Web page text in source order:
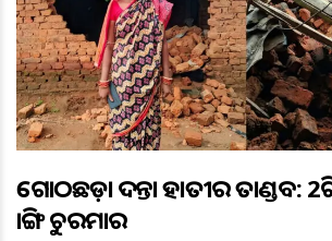
ଗୋଠଛଡ଼ା ଦନ୍ତା ହାତୀର ତାଣ୍ଡବ:
ଭାଙ୍ଗି ଚୁରମାର